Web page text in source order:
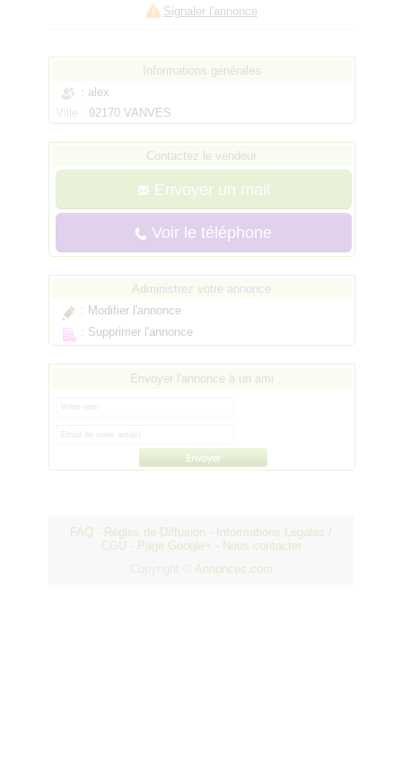
Signaler l'annonce
Informations générales
: alex
Ville : 92170 VANVES
Contactez le vendeur
Envoyer un mail
Voir le téléphone
Administrez votre annonce
: Modifier l'annonce
: Supprimer l'annonce
Envoyer l'annonce à un ami
FAQ - Règles de Diffusion - Informations Légales /
CGU - Page Google+ - Nous contacter
Annonces.com